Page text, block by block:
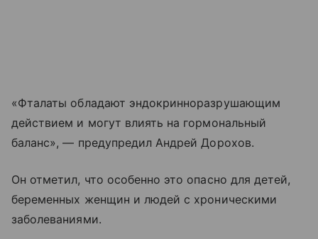
«Фталаты обладают эндокринноразрушающим
действием и могут влиять на гормональный
баланс», — предупредил Андрей Дорохов.
Он отметил, что особенно это опасно для детей,
беременных женщин и людей с хроническими
заболеваниями.